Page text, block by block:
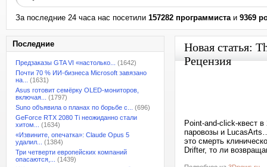
За последние 24 часа нас посетили 157282 программистаи 9369
Последние
Предзаказы GTA VI «настолько...
(1642)
Почти 70 % ИИ-бизнеса Microsoft завязано
на...
(1631)
Asus готовит семёрку OLED-мониторов,
включая...
(1797)
Suno объявила о планах по борьбе с...
(696)
GeForce RTX 2080 Ti неожиданно стали
хитом...
(1634)
«Извините, опечатка»: Claude Opus 5
удалил...
(1384)
Три четверти европейских компаний
опасаются,...
(1439)
Новая статья:
Рецензия
Point-and-click-квест
паровозы и
это смерть
Drifter, то ли